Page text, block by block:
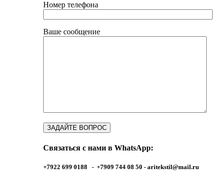
Номер телефона
Ваше сообщение
Связаться с нами в WhatsApp:
+7922 699 0188 - +7909 744 08 50 - aritekstil@mail.ru